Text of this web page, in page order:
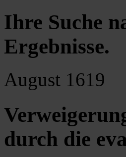
Ihre Suche
Ergebnisse.
August 1619
durch die